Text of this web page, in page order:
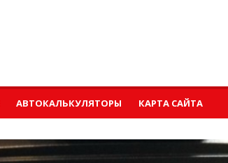
АВТОКАЛЬКУЛЯТОРЫ КАРТА САЙТА